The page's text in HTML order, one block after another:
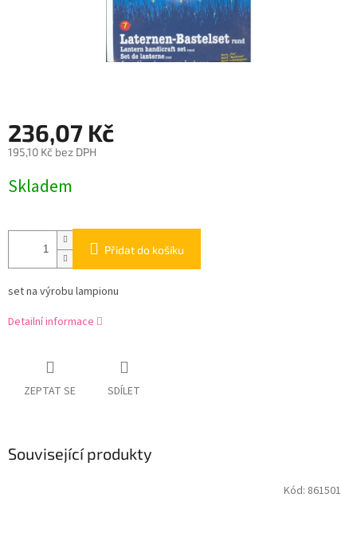
236,07 Kč
195,10 Kč bez DPH
cena:
Skladem
Přidat do košíku
set na výrobu lampionu
Detailní informace
ZEPTAT SE SDÍLET
Související produkty
Kód: 861501